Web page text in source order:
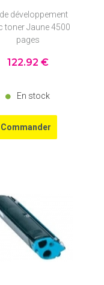
développement
toner Jaune 4500
pages
122.92 €
En stock